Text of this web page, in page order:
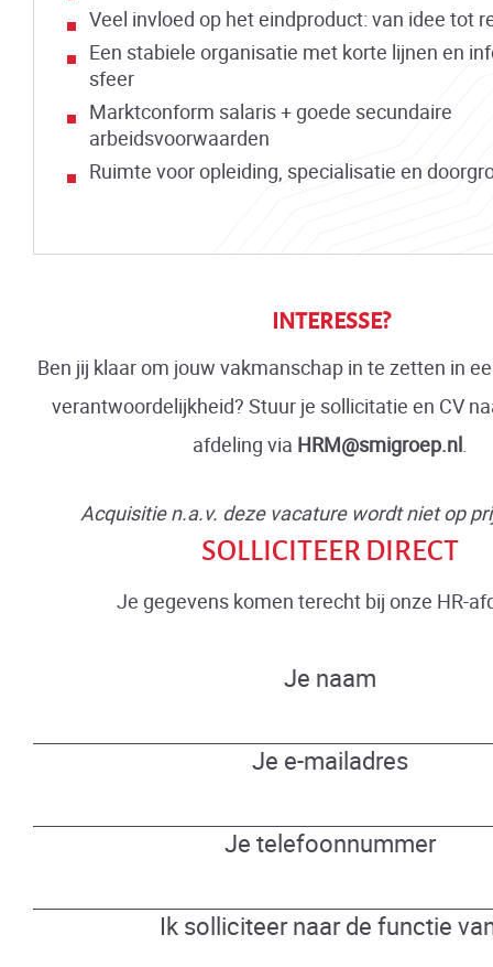
Veel invloed op het eindproduct: van idee tot
Een stabiele organisatie met korte lijnen en
sfeer
Marktconform salaris + goede secundaire
arbeidsvoorwaarden
Ruimte voor opleiding, specialisatie en
INTERESSE?
Ben jij klaar om jouw vakmanschap in te zetten in
verantwoordelijkheid? Stuur je sollicitatie en CV
afdeling via HRM@smigroep.nl.
Acquisitie n.a.v. deze vacature wordt niet op
SOLLICITEER DIRECT
Je gegevens komen terecht bij onze HR-
Je naam
Je e-mailadres
Je telefoonnummer
Ik solliciteer naar de functie